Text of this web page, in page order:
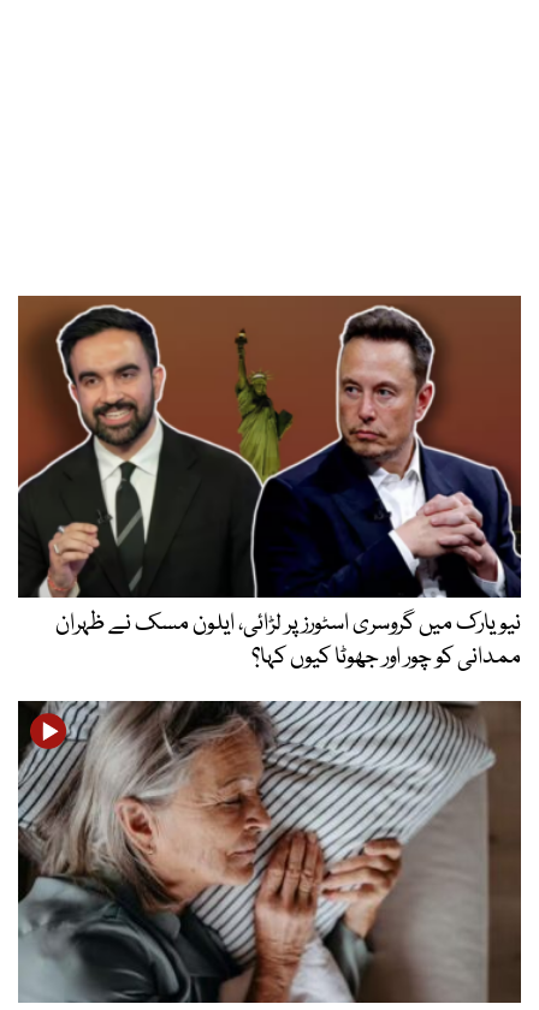
نیویارک میں گروسری اسٹورز پر لڑائی، ایلون مسک نے ظہران
ممدانی کو چور اور جھوٹا کیوں کہا؟